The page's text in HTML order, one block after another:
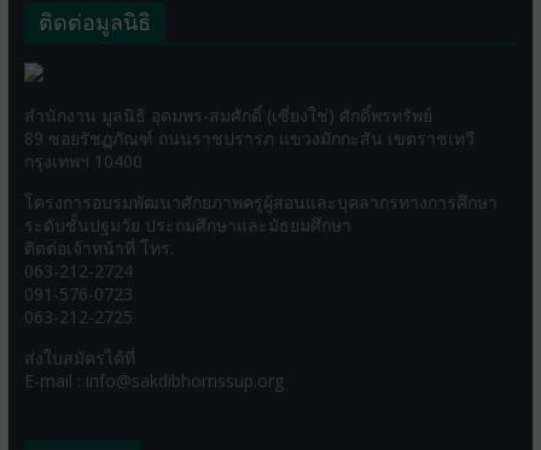
ติดต่อมูลนิธิ
สำนักงาน มูลนิธิ อุดมพร-สมศักดิ์ (เซี่ยงใช่) ศักดิ์พรทรัพย์
89 ซอยรัชฏภัณฑ์ ถนนราชปรารภ แขวงมักกะสัน เขตราชเทวี
กรุงเทพฯ 10400
โครงการอบรมพัฒนาศักยภาพครูผู้สอนและบุคลากรทางการศึกษา
ระดับชั้นปฐมวัย ประถมศึกษาและมัธยมศึกษา
ติดต่อเจ้าหน้าที่ โทร.
063-212-2724
091-576-0723
063-212-2725
ส่งใบสมัครได้ที่
E-mail : info@sakdibhornssup.org